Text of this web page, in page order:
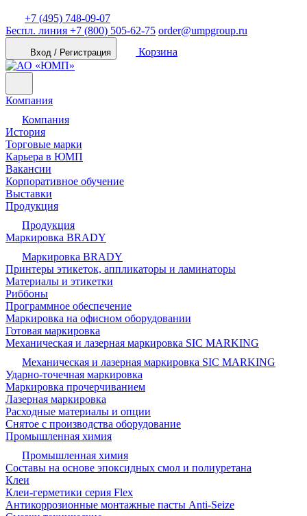
+7 (495) 748-09-07
Беспл. линия +7 (800) 505-62-75 order@umpgroup.ru
Вход / Регистрация Корзина
Компания
Компания
История
Торговые марки
Карьера в ЮМП
Вакансии
Корпоративное обучение
Выставки
Продукция
Продукция
Маркировка BRADY
Маркировка BRADY
Принтеры этикеток, аппликаторы и ламинаторы
Материалы и этикетки
Риббоны
Программное обеспечение
Маркировка на офисном оборудовании
Готовая маркировка
Механическая и лазерная маркировка SIC MARKING
Механическая и лазерная маркировка SIC MARKING
Ударно-точечная маркировка
Маркировка прочерчиванием
Лазерная маркировка
Расходные материалы и опции
Снятое с производства оборудование
Промышленная химия
Промышленная химия
Составы на основе эпоксидных смол и полиуретана
Клеи
Клеи-герметики серия Flex
Антикоррозионные монтажные пасты Anti-Seize